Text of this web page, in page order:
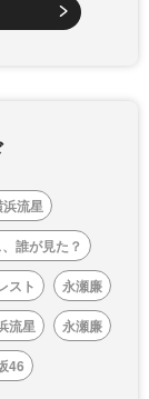
浜流星
誰が見た？
スト
永瀬廉
流星
永瀬廉
46